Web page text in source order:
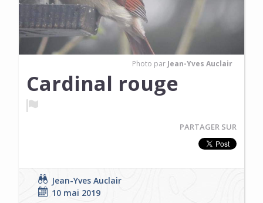
Photo parJean-Yves Auclair
Cardinal rouge
PARTAGER SUR
Jean-Yves Auclair
10 mai 2019